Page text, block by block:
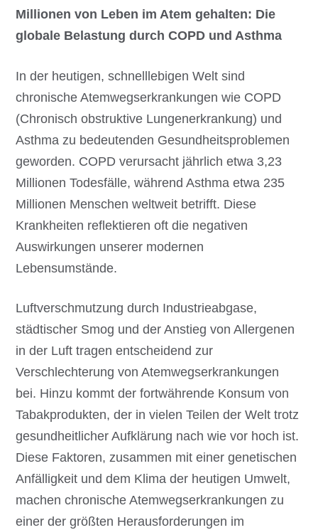
Millionen von Leben im Atem gehalten: Die
globale Belastung durch COPD und Asthma
In der heutigen, schnelllebigen Welt sind
chronische Atemwegserkrankungen wie COPD
(Chronisch obstruktive Lungenerkrankung) und
Asthma zu bedeutenden Gesundheitsproblemen
geworden. COPD verursacht jährlich etwa 3,23
Millionen Todesfälle, während Asthma etwa 235
Millionen Menschen weltweit betrifft. Diese
Krankheiten reflektieren oft die negativen
Auswirkungen unserer modernen
Lebensumstände.
Luftverschmutzung durch Industrieabgase,
städtischer Smog und der Anstieg von Allergenen
in der Luft tragen entscheidend zur
Verschlechterung von Atemwegserkrankungen
bei. Hinzu kommt der fortwährende Konsum von
Tabakprodukten, der in vielen Teilen der Welt trotz
gesundheitlicher Aufklärung nach wie vor hoch ist.
Diese Faktoren, zusammen mit einer genetischen
Anfälligkeit und dem Klima der heutigen Umwelt,
machen chronische Atemwegserkrankungen zu
einer der größten Herausforderungen im